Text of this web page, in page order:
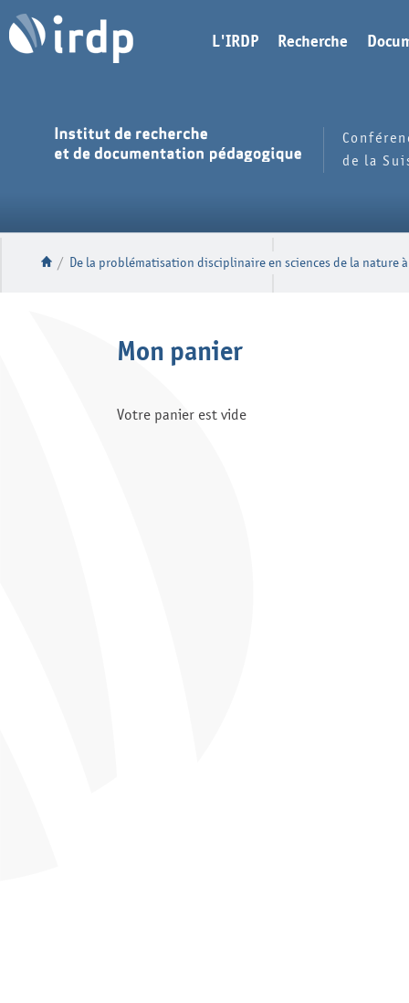
L'IRDP Recherche
de la
/ De la problématisation disciplinaire en sciences de la
Mon panier
Votre panier est vide